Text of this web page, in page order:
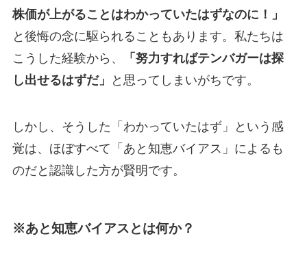
株価が上がることはわかっていたはずなのに！」
と後悔の念に駆られることもあります。私たちは
こうした経験から、
「努力すればテンバガーは探
し出せるはずだ」
と思ってしまいがちです。
しかし、そうした「わかっていたはず」という感
覚は、ほぼすべて「あと知恵バイアス」によるも
のだと認識した方が賢明です。
※あと知恵バイアスとは何か？